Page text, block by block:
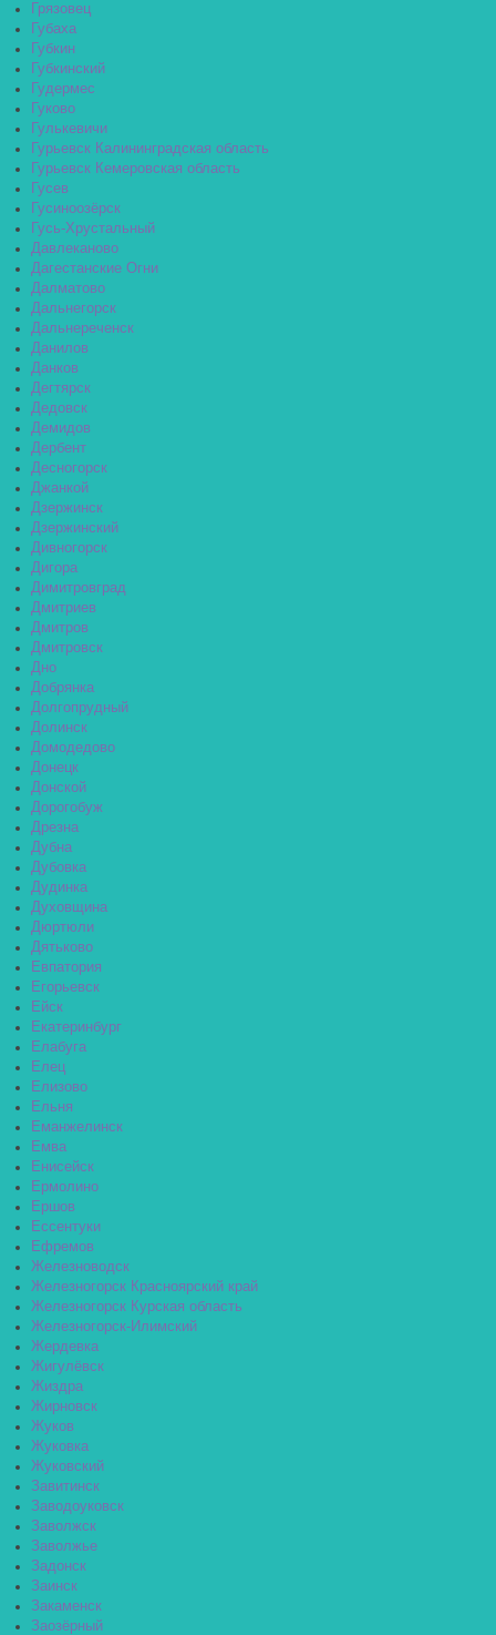
Грязовец
Губаха
Губкин
Губкинский
Гудермес
Гуково
Гулькевичи
Гурьевск Калининградская область
Гурьевск Кемеровская область
Гусев
Гусиноозёрск
Гусь-Хрустальный
Давлеканово
Дагестанские Огни
Далматово
Дальнегорск
Дальнереченск
Данилов
Данков
Дегтярск
Дедовск
Демидов
Дербент
Десногорск
Джанкой
Дзержинск
Дзержинский
Дивногорск
Дигора
Димитровград
Дмитриев
Дмитров
Дмитровск
Дно
Добрянка
Долгопрудный
Долинск
Домодедово
Донецк
Донской
Дорогобуж
Дрезна
Дубна
Дубовка
Дудинка
Духовщина
Дюртюли
Дятьково
Евпатория
Егорьевск
Ейск
Екатеринбург
Елабуга
Елец
Елизово
Ельня
Еманжелинск
Емва
Енисейск
Ермолино
Ершов
Ессентуки
Ефремов
Железноводск
Железногорск Красноярский край
Железногорск Курская область
Железногорск-Илимский
Жердевка
Жигулёвск
Жиздра
Жирновск
Жуков
Жуковка
Жуковский
Завитинск
Заводоуковск
Заволжск
Заволжье
Задонск
Заинск
Закаменск
Заозёрный